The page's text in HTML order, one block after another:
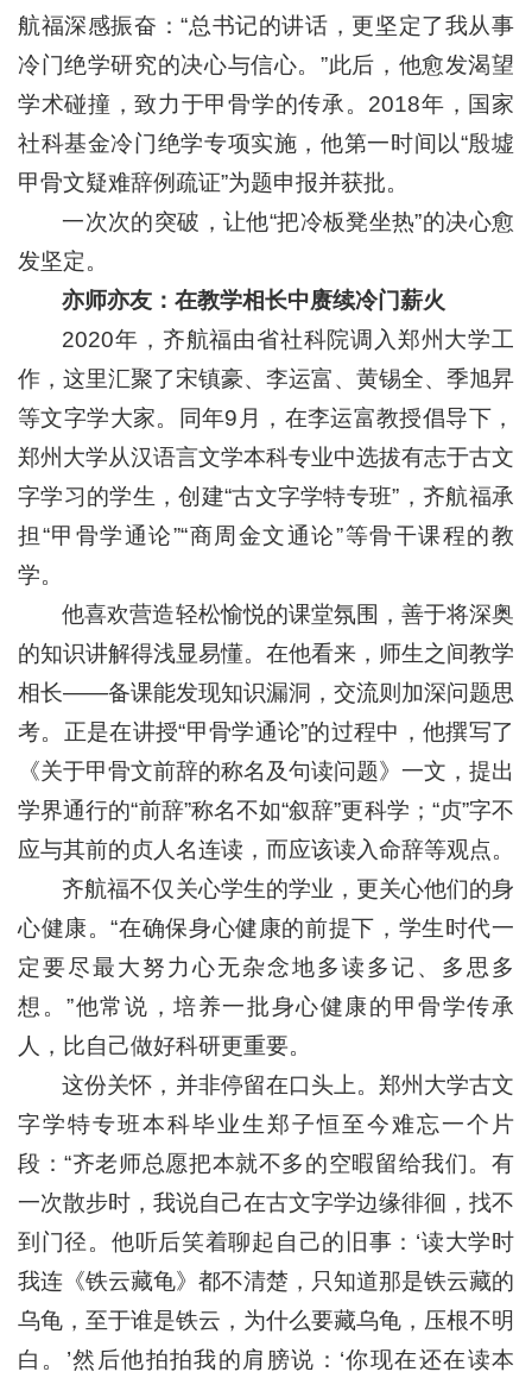
航福深感振奋：“总书记的讲话，更坚定了我从事
冷门绝学研究的决心与信心。”此后，他愈发渴望
学术碰撞，致力于甲骨学的传承。2018年，国家
社科基金冷门绝学专项实施，他第一时间以“殷墟
甲骨文疑难辞例疏证”为题申报并获批。
一次次的突破，让他“把冷板凳坐热”的决心愈
发坚定。
亦师亦友：在教学相长中赓续冷门薪火
2020年，齐航福由省社科院调入郑州大学工
作，这里汇聚了宋镇豪、李运富、黄锡全、季旭昇
等文字学大家。同年9月，在李运富教授倡导下，
郑州大学从汉语言文学本科专业中选拔有志于古文
字学习的学生，创建“古文字学特专班”，齐航福承
担“甲骨学通论”“商周金文通论”等骨干课程的教
学。
他喜欢营造轻松愉悦的课堂氛围，善于将深奥
的知识讲解得浅显易懂。在他看来，师生之间教学
相长——备课能发现知识漏洞，交流则加深问题思
考。正是在讲授“甲骨学通论”的过程中，他撰写了
《关于甲骨文前辞的称名及句读问题》一文，提出
学界通行的“前辞”称名不如“叙辞”更科学；“贞”字不
应与其前的贞人名连读，而应该读入命辞等观点。
齐航福不仅关心学生的学业，更关心他们的身
心健康。“在确保身心健康的前提下，学生时代一
定要尽最大努力心无杂念地多读多记、多思多
想。”他常说，培养一批身心健康的甲骨学传承
人，比自己做好科研更重要。
这份关怀，并非停留在口头上。郑州大学古文
字学特专班本科毕业生郑子恒至今难忘一个片
段：“齐老师总愿把本就不多的空暇留给我们。有
一次散步时，我说自己在古文字学边缘徘徊，找不
到门径。他听后笑着聊起自己的旧事：‘读大学时
我连《铁云藏龟》都不清楚，只知道那是铁云藏的
乌龟，至于谁是铁云，为什么要藏乌龟，压根不明
白。’然后他拍拍我的肩膀说：‘你现在还在读本